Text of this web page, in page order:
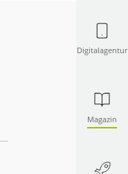
Digitalagentur
Magazin